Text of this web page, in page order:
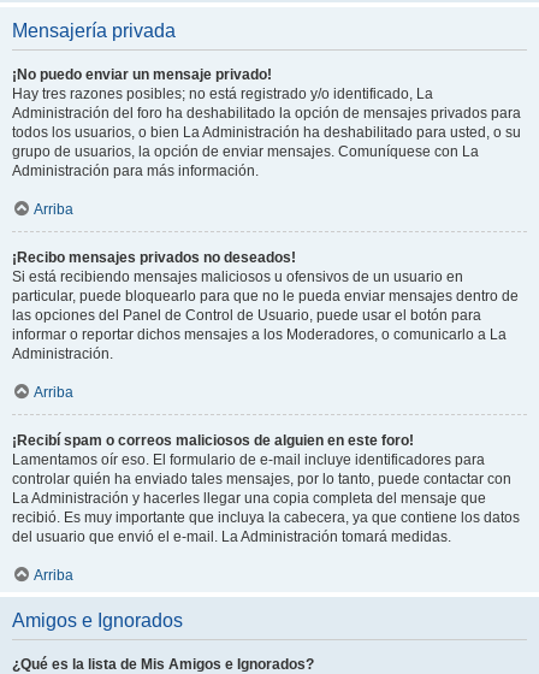
Mensajería privada
¡No puedo enviar un mensaje privado!
Hay tres razones posibles; no está registrado y/o identificado, La
Administración del foro ha deshabilitado la opción de mensajes privados para
todos los usuarios, o bien La Administración ha deshabilitado para usted, o su
grupo de usuarios, la opción de enviar mensajes. Comuníquese con La
Administración para más información.
Arriba
¡Recibo mensajes privados no deseados!
Si está recibiendo mensajes maliciosos u ofensivos de un usuario en
particular, puede bloquearlo para que no le pueda enviar mensajes dentro de
las opciones del Panel de Control de Usuario, puede usar el botón para
informar o reportar dichos mensajes a los Moderadores, o comunicarlo a La
Administración.
Arriba
¡Recibí spam o correos maliciosos de alguien en este foro!
Lamentamos oír eso. El formulario de e-mail incluye identificadores para
controlar quién ha enviado tales mensajes, por lo tanto, puede contactar con
La Administración y hacerles llegar una copia completa del mensaje que
recibió. Es muy importante que incluya la cabecera, ya que contiene los datos
del usuario que envió el e-mail. La Administración tomará medidas.
Arriba
Amigos e Ignorados
¿Qué es la lista de Mis Amigos e Ignorados?